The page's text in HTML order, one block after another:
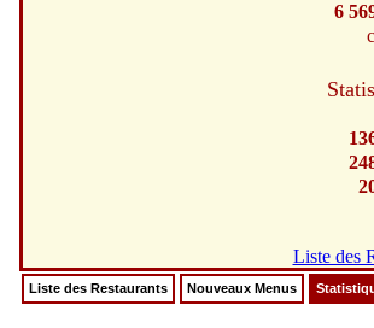
6
Liste des
Liste des Restaurants Nouveaux Menus